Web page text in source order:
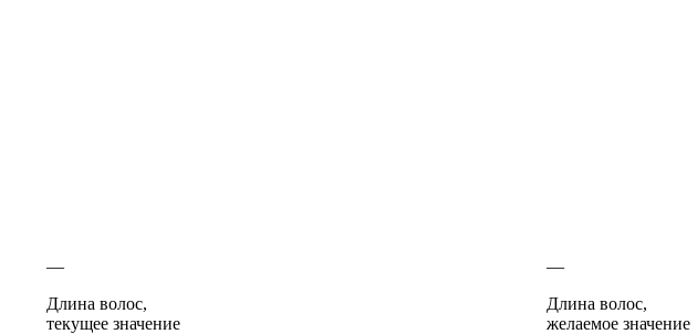
—
Длина волос,
текущее значение
—
Длина волос,
желаемое значение